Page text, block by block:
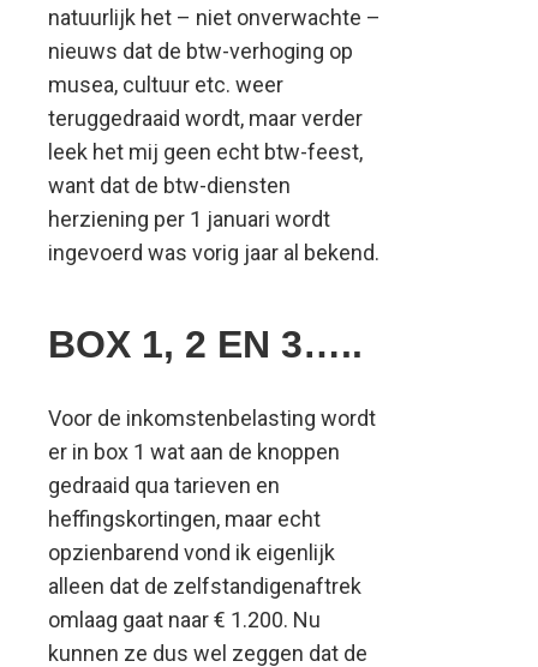
natuurlijk het – niet onverwachte –
nieuws dat de btw-verhoging op
musea, cultuur etc. weer
teruggedraaid wordt, maar verder
leek het mij geen echt btw-feest,
want dat de btw-diensten
herziening per 1 januari wordt
ingevoerd was vorig jaar al bekend.
BOX 1, 2 EN 3…..
Voor de inkomstenbelasting wordt
er in box 1 wat aan de knoppen
gedraaid qua tarieven en
heffingskortingen, maar echt
opzienbarend vond ik eigenlijk
alleen dat de zelfstandigenaftrek
omlaag gaat naar € 1.200. Nu
kunnen ze dus wel zeggen dat de